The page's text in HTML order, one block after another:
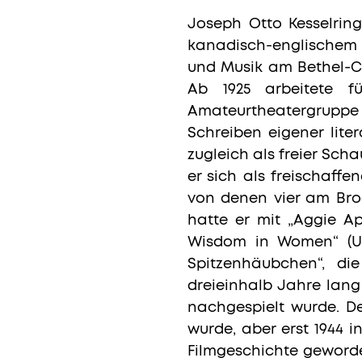
Joseph Otto
kanadisch-englischem
und Musik am Bethel-
Ab 1925 arbeitete
Schreiben eigener
zugleich als freier
er sich als
von denen vier am
hatte er mit „Aggie
Wisdom in Women“
Spitzenhäubchen“,
dreieinhalb Jahre
nachgespielt wurde.
wurde, aber erst 1944
Filmgeschichte